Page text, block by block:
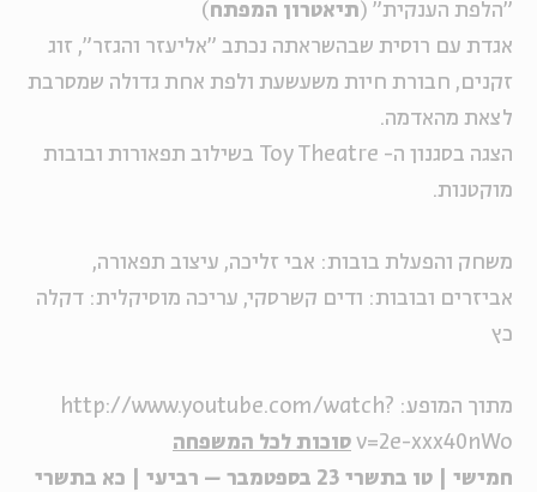
"הלפת הענקית" ( תיאטרון המפתח )
אגדת עם רוסית שבהשראתה נכתב "אליעזר והגזר", זוג
זקנים, חבורת חיות משעשעת ולפת אחת גדולה שמסרבת
לצאת מהאדמה.
הצגה בסגנון ה- Toy Theatre בשילוב תפאורות ובובות
מוקטנות.
משחק והפעלת בובות: אבי זליכה, עיצוב תפאורה,
אביזרים ובובות: ודים קשרסקי, עריכה מוסיקלית: דקלה
כץ
מתוך המופע: http://www.youtube.com/watch?
v=2e-xxx40nWo סוכות לכל המשפחה
חמישי | טו בתשרי 23 בספטמבר – רביעי | כא בתשרי